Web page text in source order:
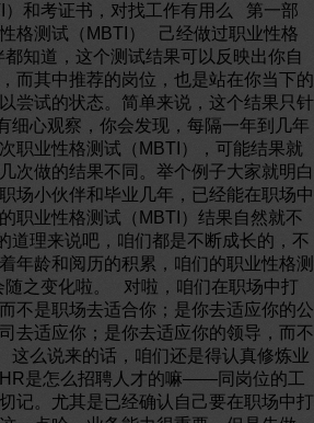
）和考证书，对找工作有用么 第一部
格测试（MBTI） 己经做过职业性格
知道，这个测试结果可以反映出你自
而其中推荐的岗位，也是站在你当下的
尝试的状态。简单来说，这个结果只针
心观察，你会发现，每隔一年到几年
职业性格测试（MBTI），可能结果就
次做的结果不同。举个例子大家就明白
场小伙伴和毕业几年，已经能在职场中
职业性格测试（MBTI）结果自然就不
道理来说吧，咱们都是不断成长的，不
年龄和阅历的积累，咱们的职业性格测
随之变化啦。 对啦，咱们在职场中打
不是职场去适合你；是你去适应你的公
去适应你；是你去适应你的领导，而不
么说来的话，咱们还是得认真修炼业
是怎么招聘人才的嘛——同岗位的工
记。尤其是已经确认自己要在职场中打